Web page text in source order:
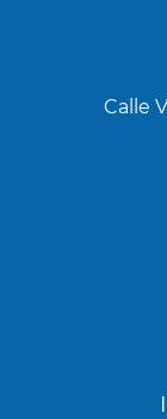
Calle